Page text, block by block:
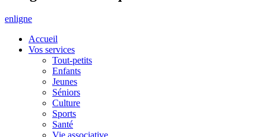
enligne
Accueil
Vos services
Tout-petits
Enfants
Jeunes
Séniors
Culture
Sports
Santé